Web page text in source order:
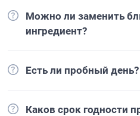
Можно ли заменить
ингредиент?
Есть ли пробный день?
Каков срок годности